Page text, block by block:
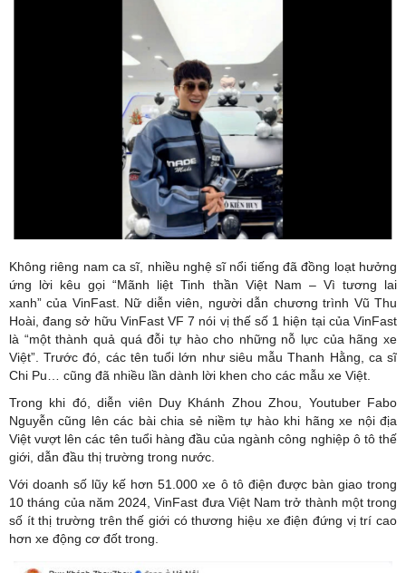
Không riêng nam ca sĩ, nhiều nghệ sĩ nổi tiếng đã đồng loạt hưởng
ứng lời kêu gọi “Mãnh liệt Tinh thần Việt Nam – Vì tương lai
xanh” của VinFast. Nữ diễn viên, người dẫn chương trình Vũ Thu
Hoài, đang sở hữu VinFast VF 7 nói vị thế số 1 hiện tại của VinFast
là “một thành quả quá đỗi tự hào cho những nỗ lực của hãng xe
Việt”. Trước đó, các tên tuổi lớn như siêu mẫu Thanh Hằng, ca sĩ
Chi Pu… cũng đã nhiều lần dành lời khen cho các mẫu xe Việt.
Trong khi đó, diễn viên Duy Khánh Zhou Zhou, Youtuber Fabo
Nguyễn cũng lên các bài chia sẻ niềm tự hào khi hãng xe nội địa
Việt vượt lên các tên tuổi hàng đầu của ngành công nghiệp ô tô thế
giới, dẫn đầu thị trường trong nước.
Với doanh số lũy kế hơn 51.000 xe ô tô điện được bàn giao trong
10 tháng của năm 2024, VinFast đưa Việt Nam trở thành một trong
số ít thị trường trên thế giới có thương hiệu xe điện đứng vị trí cao
hơn xe động cơ đốt trong.